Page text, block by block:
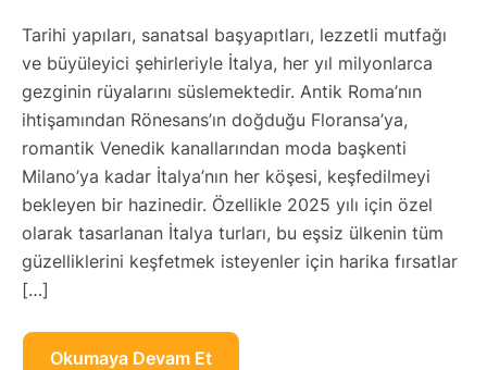
Tarihi yapıları, sanatsal başyapıtları, lezzetli mutfağı
ve büyüleyici şehirleriyle İtalya, her yıl milyonlarca
gezginin rüyalarını süslemektedir. Antik Roma’nın
ihtişamından Rönesans’ın doğduğu Floransa’ya,
romantik Venedik kanallarından moda başkenti
Milano’ya kadar İtalya’nın her köşesi, keşfedilmeyi
bekleyen bir hazinedir. Özellikle 2025 yılı için özel
olarak tasarlanan İtalya turları, bu eşsiz ülkenin tüm
güzelliklerini keşfetmek isteyenler için harika fırsatlar
[…]
Okumaya Devam Et